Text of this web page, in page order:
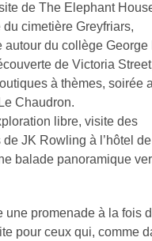
de The Elephant
cimetière Greyfriars,
autour du collège George
de Victoria
à thèmes, soirée
Chaudron.
libre, visite des
JK Rowling à l’hôtel
balade panoramique
une promenade à la fois
pour ceux qui, comme